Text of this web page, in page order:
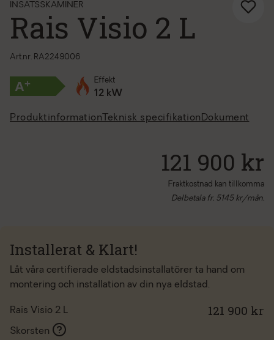
INSATSSKAMINER
Rais Visio 2 L
Art.nr. RA2249006
A+ Effekt
12 kW
Produktinformation Teknisk specifikation Dokument
121 900 kr
Fraktkostnad kan tillkomma
Delbetala fr. 5145 kr/mån.
Installerat & Klart!
Låt våra certifierade eldstadsinstallatörer ta hand om
montering och installation av din nya eldstad.
Rais Visio 2 L 121 900 kr
Skorsten